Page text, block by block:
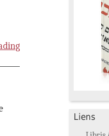
Liens